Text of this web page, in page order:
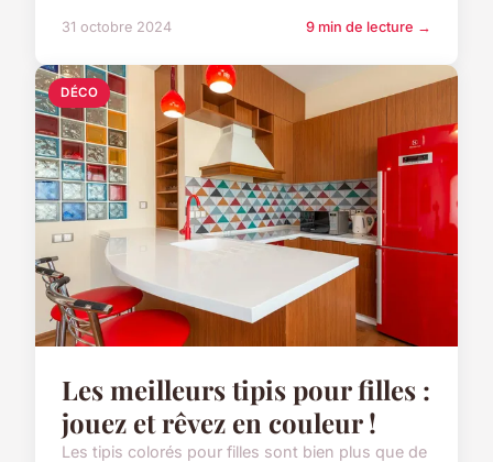
31 octobre 2024 9 min de lecture →
DÉCO
Les meilleurs tipis pour filles :
jouez et rêvez en couleur !
Les tipis colorés pour filles sont bien plus que de